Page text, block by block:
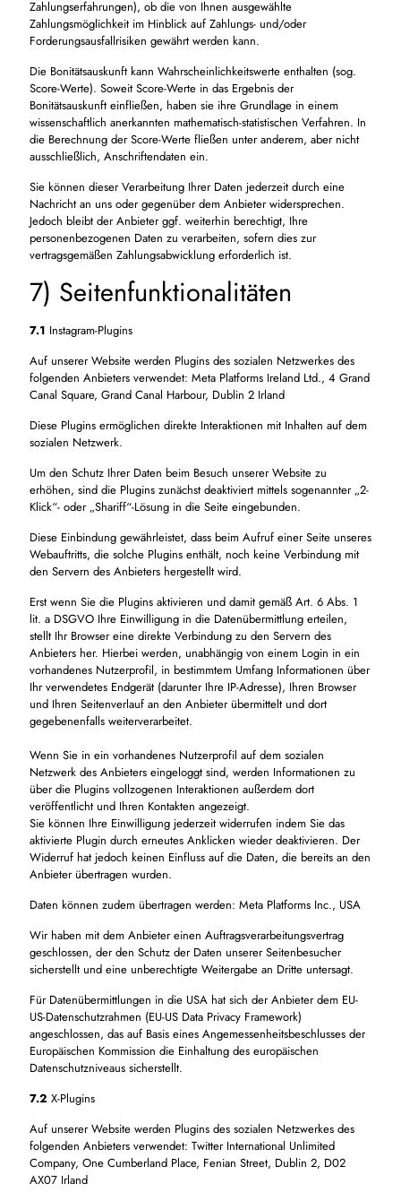
Zahlungserfahrungen), ob die von Ihnen ausgewählte
Zahlungsmöglichkeit im Hinblick auf Zahlungs- und/oder
Forderungsausfallrisiken gewährt werden kann.
Die Bonitätsauskunft kann Wahrscheinlichkeitswerte enthalten (sog.
Score-Werte). Soweit Score-Werte in das Ergebnis der
Bonitätsauskunft einfließen, haben sie ihre Grundlage in einem
wissenschaftlich anerkannten mathematisch-statistischen Verfahren. In
die Berechnung der Score-Werte fließen unter anderem, aber nicht
ausschließlich, Anschriftendaten ein.
Sie können dieser Verarbeitung Ihrer Daten jederzeit durch eine
Nachricht an uns oder gegenüber dem Anbieter widersprechen.
Jedoch bleibt der Anbieter ggf. weiterhin berechtigt, Ihre
personenbezogenen Daten zu verarbeiten, sofern dies zur
vertragsgemäßen Zahlungsabwicklung erforderlich ist.
7) Seitenfunktionalitäten
7.1 Instagram-Plugins
Auf unserer Website werden Plugins des sozialen Netzwerkes des
folgenden Anbieters verwendet: Meta Platforms Ireland Ltd., 4 Grand
Canal Square, Grand Canal Harbour, Dublin 2 Irland
Diese Plugins ermöglichen direkte Interaktionen mit Inhalten auf dem
sozialen Netzwerk.
Um den Schutz Ihrer Daten beim Besuch unserer Website zu
erhöhen, sind die Plugins zunächst deaktiviert mittels sogenannter „2-
Klick“- oder „Shariff“-Lösung in die Seite eingebunden.
Diese Einbindung gewährleistet, dass beim Aufruf einer Seite unseres
Webauftritts, die solche Plugins enthält, noch keine Verbindung mit
den Servern des Anbieters hergestellt wird.
Erst wenn Sie die Plugins aktivieren und damit gemäß Art. 6 Abs. 1
lit. a DSGVO Ihre Einwilligung in die Datenübermittlung erteilen,
stellt Ihr Browser eine direkte Verbindung zu den Servern des
Anbieters her. Hierbei werden, unabhängig von einem Login in ein
vorhandenes Nutzerprofil, in bestimmtem Umfang Informationen über
Ihr verwendetes Endgerät (darunter Ihre IP-Adresse), Ihren Browser
und Ihren Seitenverlauf an den Anbieter übermittelt und dort
gegebenenfalls weiterverarbeitet.
Wenn Sie in ein vorhandenes Nutzerprofil auf dem sozialen
Netzwerk des Anbieters eingeloggt sind, werden Informationen zu
über die Plugins vollzogenen Interaktionen außerdem dort
veröffentlicht und Ihren Kontakten angezeigt.
Sie können Ihre Einwilligung jederzeit widerrufen indem Sie das
aktivierte Plugin durch erneutes Anklicken wieder deaktivieren. Der
Widerruf hat jedoch keinen Einfluss auf die Daten, die bereits an den
Anbieter übertragen wurden.
Daten können zudem übertragen werden: Meta Platforms Inc., USA
Wir haben mit dem Anbieter einen Auftragsverarbeitungsvertrag
geschlossen, der den Schutz der Daten unserer Seitenbesucher
sicherstellt und eine unberechtigte Weitergabe an Dritte untersagt.
Für Datenübermittlungen in die USA hat sich der Anbieter dem EU-
US-Datenschutzrahmen (EU-US Data Privacy Framework)
angeschlossen, das auf Basis eines Angemessenheitsbeschlusses der
Europäischen Kommission die Einhaltung des europäischen
Datenschutzniveaus sicherstellt.
7.2 X-Plugins
Auf unserer Website werden Plugins des sozialen Netzwerkes des
folgenden Anbieters verwendet: Twitter International Unlimited
Company, One Cumberland Place, Fenian Street, Dublin 2, D02
AX07 Irland